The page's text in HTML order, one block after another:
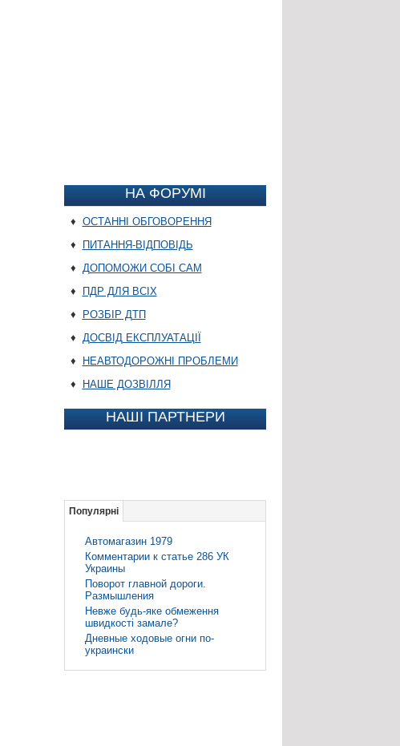
НА ФОРУМІ
♦ ОСТАННІ ОБГОВОРЕННЯ
♦
ПИТАННЯ-ВІДПОВІДЬ
♦ ДОПОМОЖИ СОБІ САМ
♦
ПДР ДЛЯ ВСІХ
♦
РОЗБІР ДТП
♦ ДОСВІД ЕКСПЛУАТАЦІЇ
♦
НЕАВТОДОРОЖНІ ПРОБЛЕМИ
♦
НАШЕ ДОЗВІЛЛЯ
НАШІ ПАРТНЕРИ
Популярні
Автомагазин 1979
Комментарии к статье 286 УК
Украины
Поворот главной дороги.
Размышления
Невже будь-яке обмеження
швидкості замале?
Дневные ходовые огни по-
украински